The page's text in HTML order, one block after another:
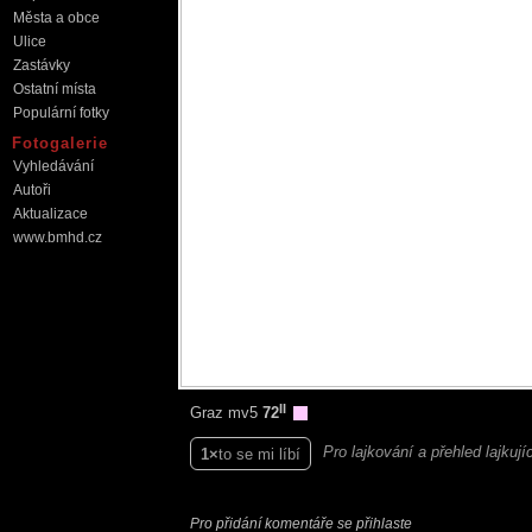
Graz mv5 72
1 to se mi líbí Pro lajkování a přehled
Pro přidání komentáře se přihlaste
Města a obce
Ulice
Zastávky
Ostatní místa
Populární fotky
Fotogalerie
Vyhledávání
Autoři
Aktualizace
www.bmhd.cz